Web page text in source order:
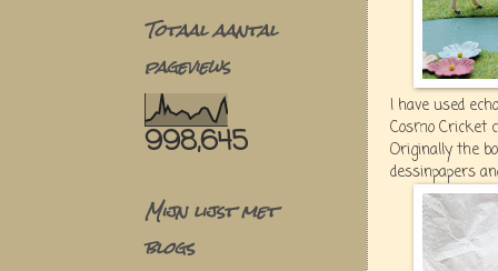
I have used
Cosmo Cricket
Originally the
dessinpapers
Totaal aantal
pageviews
998,645
Mijn lijst met
blogs